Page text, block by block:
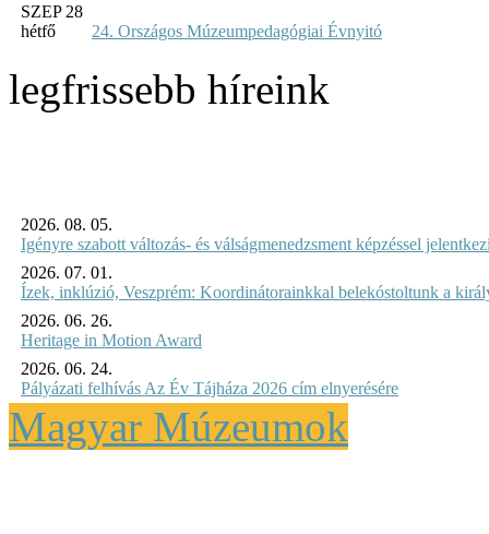
SZEP 28
hétfő
24. Országos Múzeumpedagógiai Évnyitó
legfrissebb híreink
2026. 08. 05.
Igényre szabott változás- és válságmenedzsment képzéssel
2026. 07. 01.
Ízek, inklúzió, Veszprém: Koordinátorainkkal belekóstoltunk a
2026. 06. 26.
Heritage in Motion Award
2026. 06. 24.
Pályázati felhívás Az Év Tájháza 2026 cím elnyerésére
Magyar Múzeumok